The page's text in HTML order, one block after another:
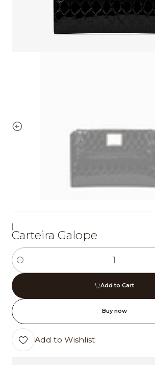
Carteira Galope
Quantity
Add to Cart
Buy now
Add to Wishlist